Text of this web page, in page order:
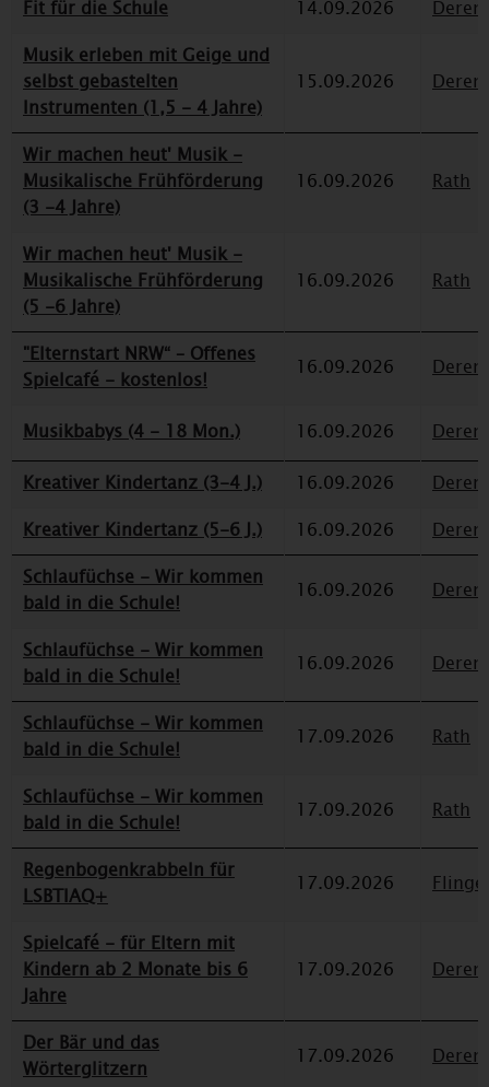
Fit für die Schule 14.09.2026
Musik erleben mit Geige und
selbst gebastelten
Instrumenten (1,5 - 4 Jahre)
15.09.2026
Wir machen heut' Musik -
Musikalische Frühförderung
(3 -4 Jahre)
16.09.2026 Rath
Wir machen heut' Musik -
Musikalische Frühförderung
(5 -6 Jahre)
16.09.2026 Rath
"Elternstart NRW“ – Offenes
Spielcafé - kostenlos!
16.09.2026
Musikbabys (4 - 18 Mon.) 16.09.2026
Kreativer Kindertanz (3-4 J.)
16.09.2026
Kreativer Kindertanz (5-6 J.)
16.09.2026
Schlaufüchse - Wir kommen
bald in die Schule!
16.09.2026
Schlaufüchse - Wir kommen
bald in die Schule!
16.09.2026
Schlaufüchse - Wir kommen
bald in die Schule!
17.09.2026 Rath
Schlaufüchse - Wir kommen
bald in die Schule!
17.09.2026 Rath
Regenbogenkrabbeln für
LSBTIAQ+
17.09.2026
Spielcafé - für Eltern mit
Kindern ab 2 Monate bis 6
Jahre
17.09.2026
Der Bär und das
Wörterglitzern
17.09.2026